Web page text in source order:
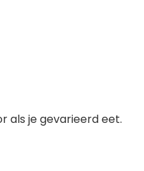
als je gevarieerd eet.